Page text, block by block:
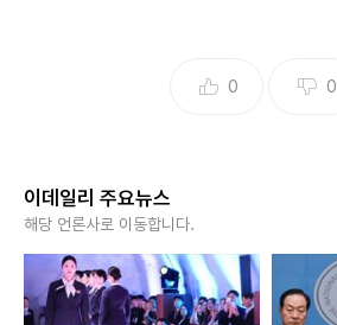
0 0
이데일리 주요뉴스
해당 언론사로 이동합니다.